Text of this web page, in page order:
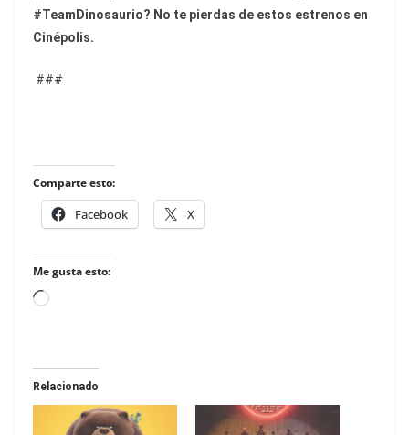
#TeamDinosaurio? No te pierdas de estos estrenos en
Cinépolis.
###
Comparte esto:
Facebook X
Me gusta esto:
Loading…
Relacionado